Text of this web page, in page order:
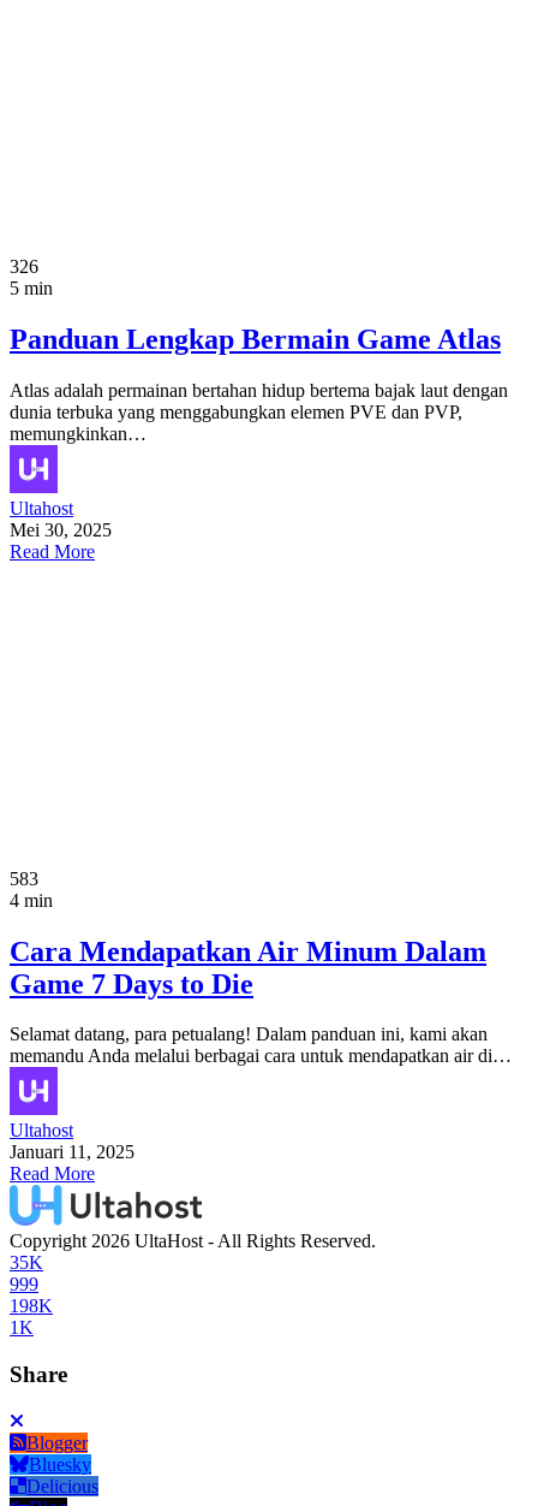
326
5 min
Panduan Lengkap Bermain Game Atlas
Atlas adalah permainan bertahan hidup bertema bajak laut dengan
dunia terbuka yang menggabungkan elemen PVE dan PVP,
memungkinkan…
Ultahost
Mei 30, 2025
Read More
583
4 min
Cara Mendapatkan Air Minum Dalam
Game 7 Days to Die
Selamat datang, para petualang! Dalam panduan ini, kami akan
memandu Anda melalui berbagai cara untuk mendapatkan air di…
Ultahost
Januari 11, 2025
Read More
Copyright 2026 UltaHost - All Rights Reserved.
35K
999
198K
1K
Share
Blogger
Bluesky
Delicious